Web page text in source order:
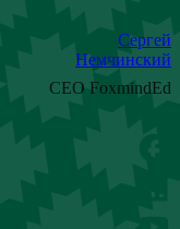
Сергей
Немчинский
CEO FoxmindEd